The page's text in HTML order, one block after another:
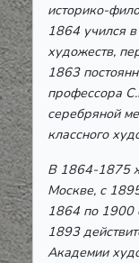
историко-
1864 учился
художеств,
1863
профессора
серебряной
классного
В 1864-1875
Москве, с
1864 по 1900
1893
Академии